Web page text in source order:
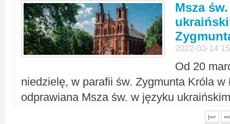
Msza
2022-03-14
Od 20
niedzielę, w parafii św. Zygmunta Króla w
odprawiana Msza św. w języku
|<< <<